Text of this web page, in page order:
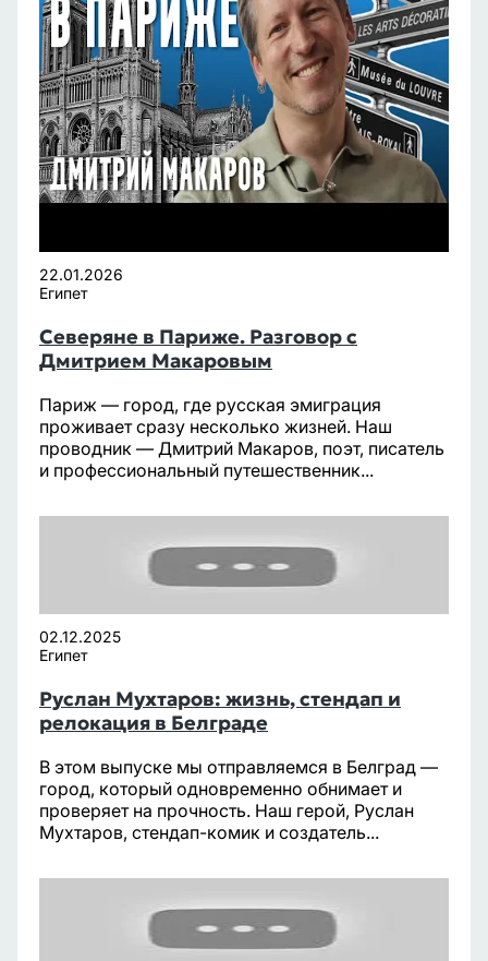
22.01.2026
Египет
Северяне в Париже. Разговор с
Дмитрием Макаровым
Париж — город, где русская эмиграция
проживает сразу несколько жизней. Наш
проводник — Дмитрий Макаров, поэт, писатель
и профессиональный путешественник...
02.12.2025
Египет
Руслан Мухтаров: жизнь, стендап и
релокация в Белграде
В этом выпуске мы отправляемся в Белград —
город, который одновременно обнимает и
проверяет на прочность. Наш герой, Руслан
Мухтаров, стендап-комик и создатель...